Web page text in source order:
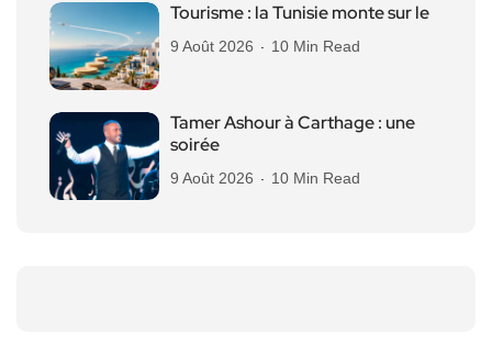
Tourisme : la Tunisie monte sur le
9 Août 2026 10 Min Read
Tamer Ashour à Carthage : une
soirée
9 Août 2026 10 Min Read